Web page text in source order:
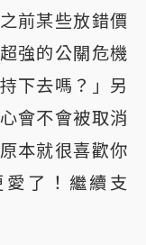
前某些放錯價
強的公關危機
下去嗎？」另
會不會被取消
本就很喜歡你
了！繼續支